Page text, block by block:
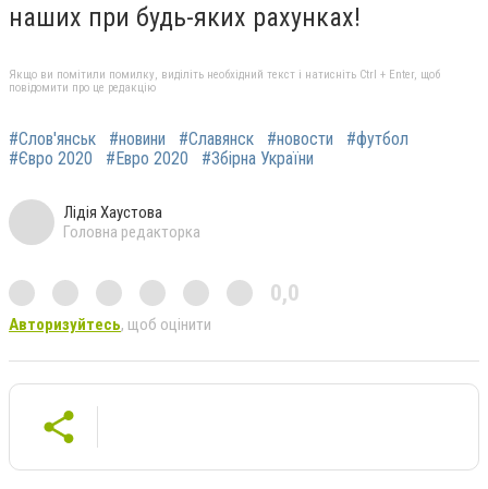
наших при будь-яких рахунках!
Якщо ви помітили помилку, виділіть необхідний текст і натисніть Ctrl + Enter, щоб
повідомити про це редакцію
#Слов'янськ #новини #Славянск #новости
#футбол
#Євро 2020
#Евро 2020 #Збірна України
Лідія Хаустова
Головна редакторка
0,0
Авторизуйтесь, щоб оцінити